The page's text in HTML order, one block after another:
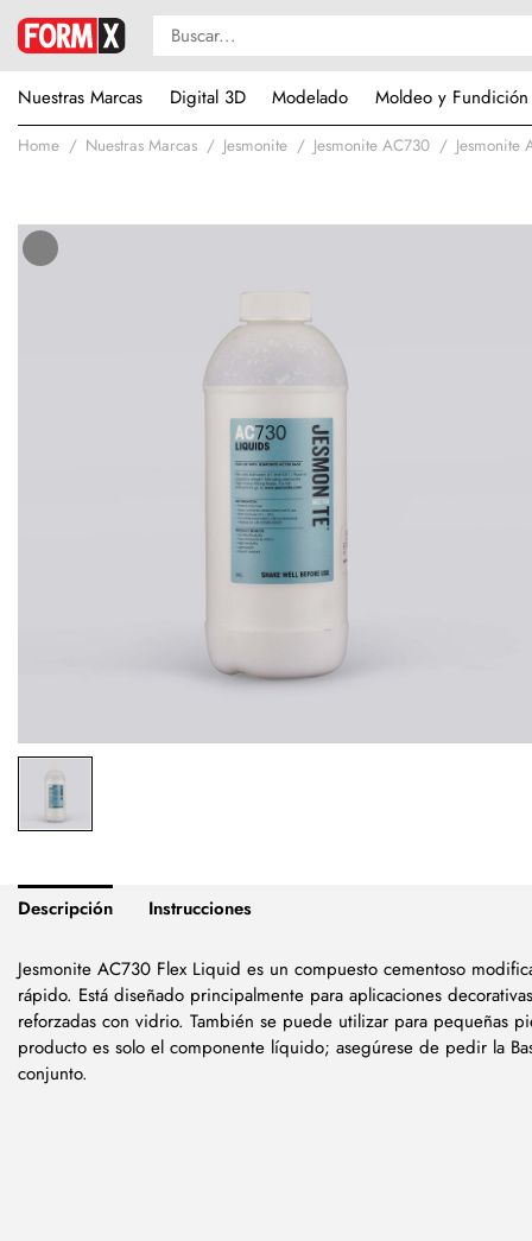
Nuestras Marcas
Digital 3D Modelado Moldeo y Fundición
Home Nuestras Marcas Jesmonite Jesmonite AC730 Jesmonite
Descripción Instrucciones
Jesmonite AC730 Flex Liquid es un compuesto cementoso
rápido. Está diseñado principalmente para aplicaciones
reforzadas con vidrio. También se puede utilizar para pequeñas
producto es solo el componente líquido; asegúrese de pedir la
conjunto.